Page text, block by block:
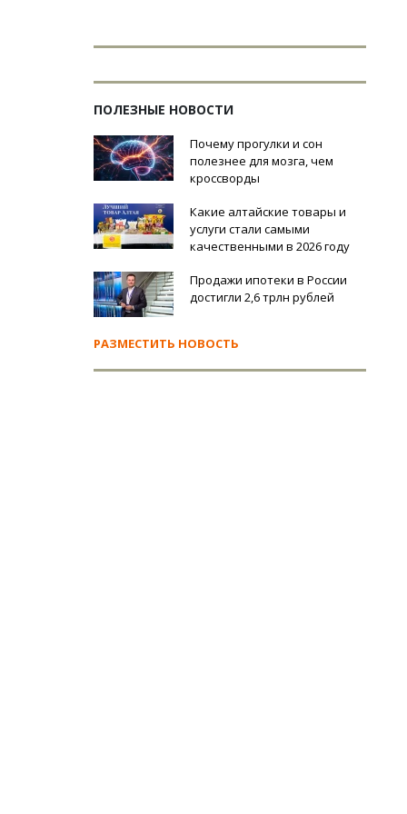
ПОЛЕЗНЫЕ НОВОСТИ
Почему прогулки и сон
полезнее для мозга, чем
кроссворды
Какие алтайские товары и
услуги стали самыми
качественными в 2026 году
Продажи ипотеки в России
достигли 2,6 трлн рублей
РАЗМЕСТИТЬ НОВОСТЬ